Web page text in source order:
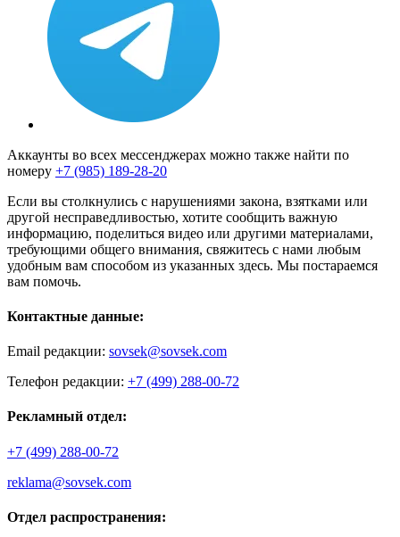
Аккаунты во всех мессенджерах можно также найти по
номеру +7 (985) 189-28-20
Если вы столкнулись с нарушениями закона, взятками или
другой несправедливостью, хотите сообщить важную
информацию, поделиться видео или другими материалами,
требующими общего внимания, свяжитесь с нами любым
удобным вам способом из указанных здесь. Мы постараемся
вам помочь.
Контактные данные:
Email редакции: sovsek@sovsek.com
Телефон редакции: +7 (499) 288-00-72
Рекламный отдел:
+7 (499) 288-00-72
reklama@sovsek.com
Отдел распространения: